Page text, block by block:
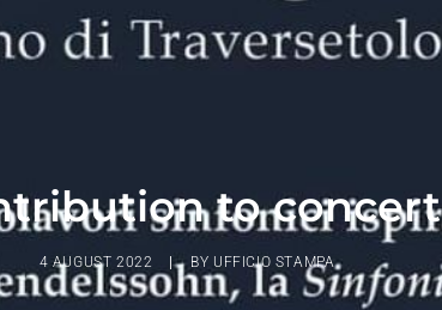
to concert
4 AUGUST 2022 | BY UFFICIO STAMPA